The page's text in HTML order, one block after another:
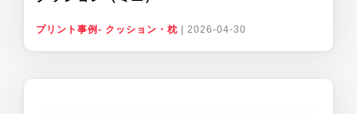
プリント事例- クッション・枕 2026-04-30